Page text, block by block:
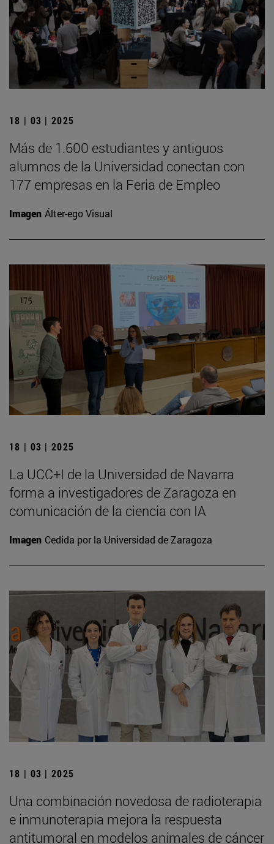
18 | 03 | 2025
Más de 1.600 estudiantes y antiguos
alumnos de la Universidad conectan con
177 empresas en la Feria de Empleo
Imagen Álter-ego Visual
18 | 03 | 2025
La UCC+I de la Universidad de Navarra
forma a investigadores de Zaragoza en
comunicación de la ciencia con IA
Imagen Cedida por la Universidad de Zaragoza
18 | 03 | 2025
Una combinación novedosa de radioterapia
e inmunoterapia mejora la respuesta
antitumoral en modelos animales de cáncer